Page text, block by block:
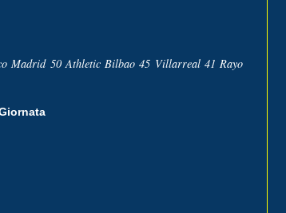
Madrid 50 Athletic Bilbao 45 Villarreal 41 Rayo